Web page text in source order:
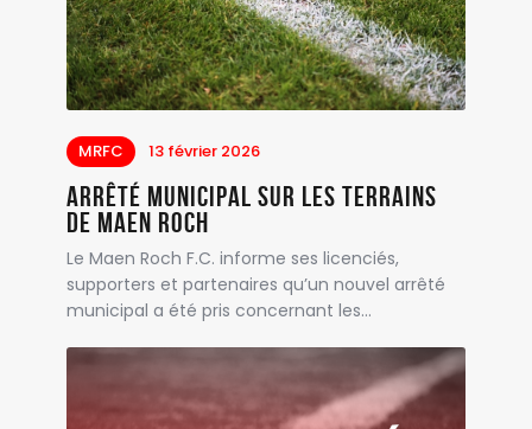
MRFC 13 février 2026
Arrêté municipal sur les terrains
de Maen Roch
Le Maen Roch F.C. informe ses licenciés,
supporters et partenaires qu’un nouvel arrêté
municipal a été pris concernant les…